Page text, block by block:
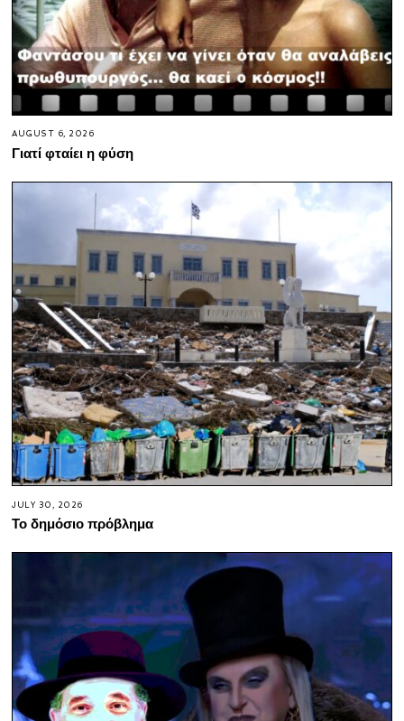
AUGUST 6, 2026
Γιατί φταίει η φύση
JULY 30, 2026
Το δημόσιο πρόβλημα